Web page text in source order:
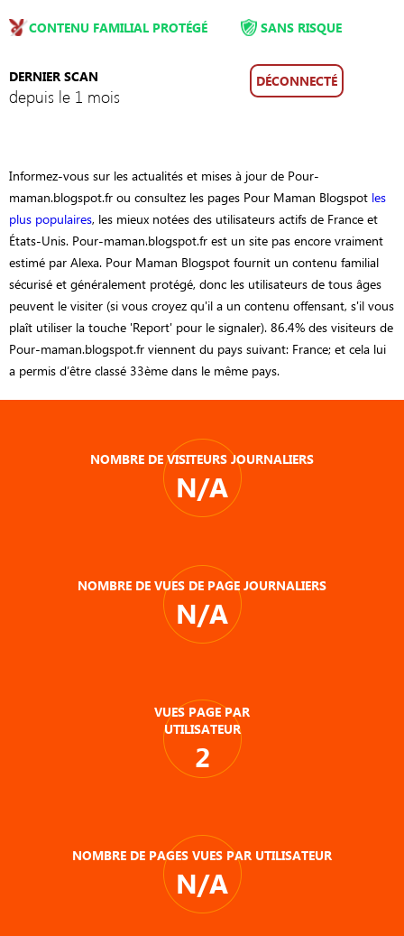
CONTENU FAMILIAL PROTÉGÉ
DERNIER SCAN
depuis le 1 mois
SANS RISQUE
DÉCONNECTÉ
Informez-vous sur les actualités et mises à jour de Pour-
maman.blogspot.fr ou consultez les pages Pour Maman Blogspot les
plus populaires, les mieux notées des utilisateurs actifs de France et
États-Unis. Pour-maman.blogspot.fr est un site pas encore vraiment
estimé par Alexa. Pour Maman Blogspot fournit un contenu familial
sécurisé et généralement protégé, donc les utilisateurs de tous âges
peuvent le visiter (si vous croyez qu'il a un contenu offensant, s'il vous
plaît utiliser la touche 'Report' pour le signaler). 86.4% des visiteurs de
Pour-maman.blogspot.fr viennent du pays suivant: France; et cela lui
a permis d’être classé 33ème dans le même pays.
NOMBRE DE VISITEURS JOURNALIERS
N/A
NOMBRE DE VUES DE PAGE JOURNALIERS
N/A
VUES PAGE PAR
UTILISATEUR
2
NOMBRE DE PAGES VUES PAR UTILISATEUR
N/A